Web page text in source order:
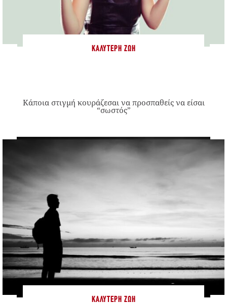
ΚΑΛΎΤΕΡΗ ΖΩΉ
Κάποια στιγμή κουράζεσαι να προσπαθείς να είσαι
“σωστός”
ΚΑΛΎΤΕΡΗ ΖΩΉ